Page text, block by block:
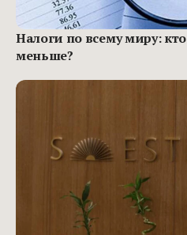
Налоги по всему миру:
меньше?